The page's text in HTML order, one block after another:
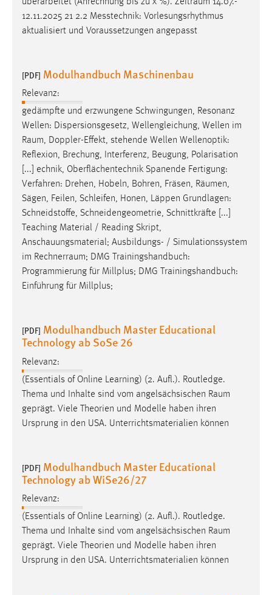
12.11.2025 21 2.2 Messtechnik: Vorlesungsrhythmus
aktualisiert und Voraussetzungen angepasst
[PDF] Modulhandbuch Maschinenbau
Relevanz:
gedämpfte und erzwungene Schwingungen, Resonanz
Wellen: Dispersionsgesetz, Wellengleichung, Wellen im
Raum, Doppler-Effekt, stehende Wellen Wellenoptik:
Reflexion, Brechung, Interferenz, Beugung, Polarisation
[...] echnik, Oberflächentechnik Spanende Fertigung:
Verfahren: Drehen, Hobeln, Bohren, Fräsen, Räumen,
Sägen, Feilen, Schleifen, Honen, Läppen Grundlagen:
Schneidstoffe, Schneidengeometrie, Schnittkräfte [...]
Teaching Material / Reading Skript,
Anschauungsmaterial; Ausbildungs- / Simulationssystem
im Rechnerraum; DMG Trainingshandbuch:
Programmierung für Millplus; DMG Trainingshandbuch:
Einführung für Millplus;
[PDF] Modulhandbuch Master Educational
Technology ab SoSe 26
Relevanz:
(Essentials of Online Learning) (2. Aufl.). Routledge.
Thema und Inhalte sind vom angelsächsischen Raum
geprägt. Viele Theorien und Modelle haben ihren
Ursprung in den USA. Unterrichtsmaterialien können
[PDF] Modulhandbuch Master Educational
Technology ab WiSe26/27
Relevanz:
(Essentials of Online Learning) (2. Aufl.). Routledge.
Thema und Inhalte sind vom angelsächsischen Raum
geprägt. Viele Theorien und Modelle haben ihren
Ursprung in den USA. Unterrichtsmaterialien können